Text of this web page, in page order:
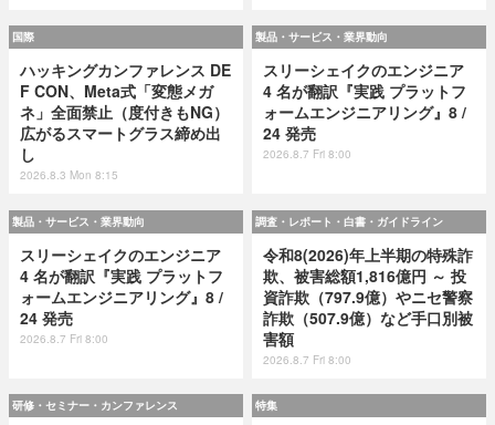
国際
ハッキングカンファレンス DE
F CON、Meta式「変態メガ
ネ」全面禁止（度付きもNG）
広がるスマートグラス締め出
し
2026.8.3 Mon 8:15
製品・サービス・業界動向
スリーシェイクのエンジニア
4 名が翻訳『実践 プラットフ
ォームエンジニアリング』8 /
24 発売
2026.8.7 Fri 8:00
製品・サービス・業界動向
スリーシェイクのエンジニア
4 名が翻訳『実践 プラットフ
ォームエンジニアリング』8 /
24 発売
2026.8.7 Fri 8:00
調査・レポート・白書・ガイドライン
令和8(2026)年上半期の特殊詐
欺、被害総額1,816億円 ～ 投
資詐欺（797.9億）やニセ警察
詐欺（507.9億）など手口別被
害額
2026.8.7 Fri 8:00
研修・セミナー・カンファレンス 特集